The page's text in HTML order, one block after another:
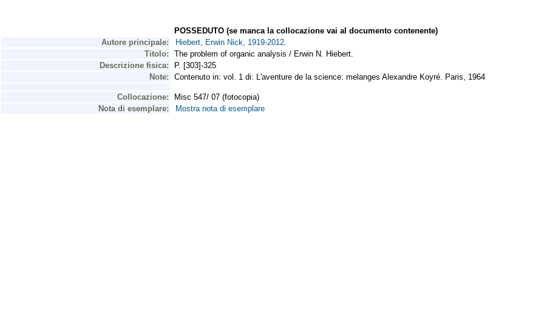
POSSEDUTO (se manca la collocazione vai al documento contenente)
Autore principale:
Hiebert, Erwin Nick, 1919-2012.
Titolo:
The problem of organic analysis / Erwin N. Hiebert.
Descrizione fisica:
P. [303]-325
Note:
Contenuto in: vol. 1 di: L'aventure de la science: melanges Alexandre Koyré. Paris, 1964
Collocazione:
Misc 547/ 07 (fotocopia)
Nota di esemplare:
Mostra nota di esemplare